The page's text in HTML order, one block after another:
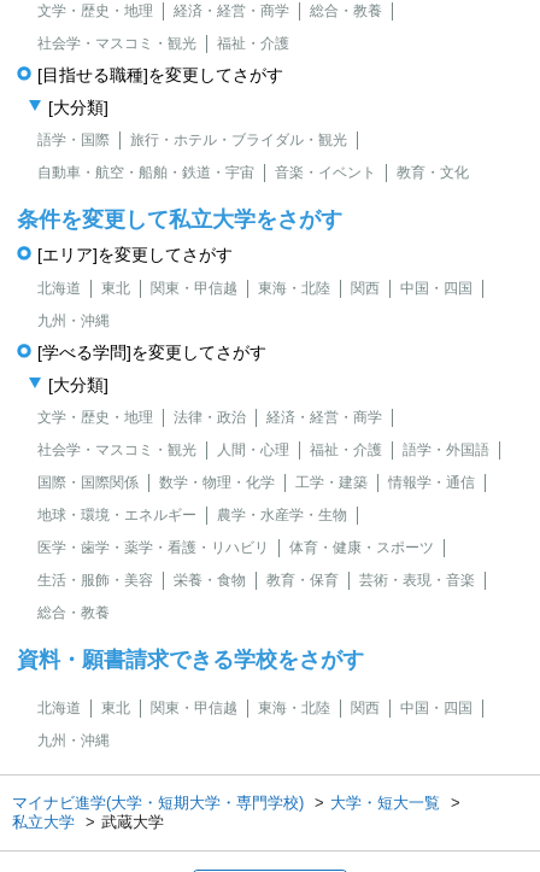
文学・歴史・地理 経済・経営・商学
総合・教養
社会学・マスコミ・観光
福祉・介護
[目指せる職種]を変更してさがす
[大分類]
語学・国際
旅行・ホテル・ブライダル・観光
自動車・航空・船舶・鉄道・宇宙
音楽・イベント 教育・文化
条件を変更して私立大学をさがす
[エリア]を変更してさがす
北海道 東北 関東・甲信越 東海・北陸 関西
中国・四国
九州・沖縄
[学べる学問]を変更してさがす
[大分類]
文学・歴史・地理 法律・政治
経済・経営・商学
社会学・マスコミ・観光
人間・心理 福祉・介護
語学・外国語
国際・国際関係
数学・物理・化学 工学・建築
情報学・通信
地球・環境・エネルギー
農学・水産学・生物
医学・歯学・薬学・看護・リハビリ
体育・健康・スポーツ
生活・服飾・美容
栄養・食物 教育・保育
芸術・表現・音楽
総合・教養
資料・願書請求できる学校をさがす
北海道 東北 関東・甲信越 東海・北陸 関西
中国・四国
九州・沖縄
マイナビ進学(大学・短期大学・専門学校)
大学・短大一覧
私立大学
武蔵大学